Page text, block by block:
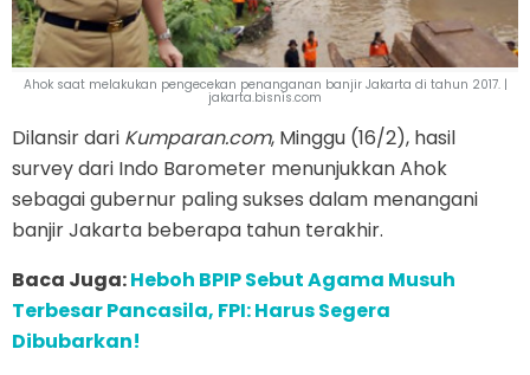
Ahok saat melakukan pengecekan penanganan banjir Jakarta di tahun 2017. |
jakarta.bisnis.com
Dilansir dari Kumparan.com, Minggu (16/2), hasil
survey dari Indo Barometer menunjukkan Ahok
sebagai gubernur paling sukses dalam menangani
banjir Jakarta beberapa tahun terakhir.
Baca Juga:Heboh BPIP Sebut Agama Musuh
Terbesar Pancasila, FPI: Harus Segera
Dibubarkan!